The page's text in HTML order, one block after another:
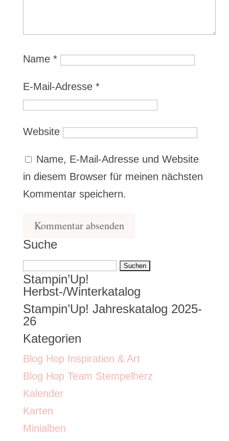
Name *
E-Mail-Adresse *
Website
Name, E-Mail-Adresse und Website
in diesem Browser für meinen nächsten
Kommentar speichern.
Suche
Suchen
nach:
Stampin’Up!
Herbst-/Winterkatalog
Stampin’Up! Jahreskatalog 2025-
26
Kategorien
Blog Hop Inspiration & Art
Blog Hop Team Stempelherz
Kalender
Karten
Minialben